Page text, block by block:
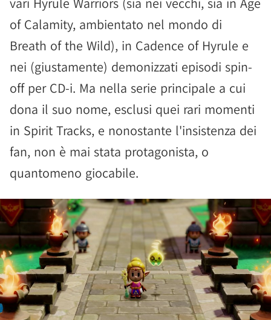
of Calamity, ambientato nel mondo di
Breath of the Wild), in Cadence of Hyrule e
nei (giustamente) demonizzati episodi spin-
off per CD-i. Ma nella serie principale a cui
dona il suo nome, esclusi quei rari momenti
in Spirit Tracks, e nonostante l'insistenza dei
fan, non è mai stata protagonista, o
quantomeno giocabile.